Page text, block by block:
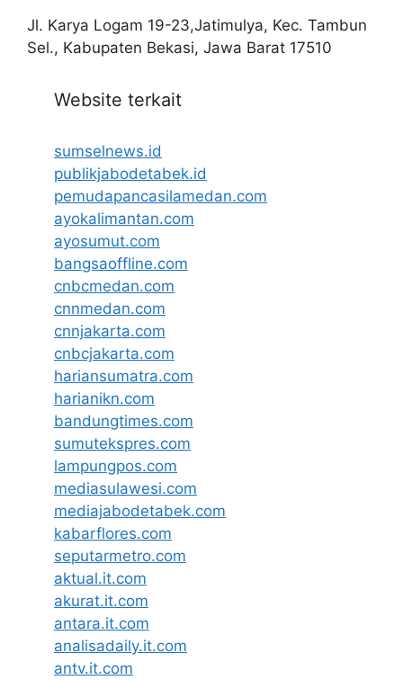
Jl. Karya Logam 19-23,Jatimulya, Kec. Tambun
Sel., Kabupaten Bekasi, Jawa Barat 17510
Website terkait
sumselnews.id
publikjabodetabek.id
pemudapancasilamedan.com
ayokalimantan.com
ayosumut.com
bangsaoffline.com
cnbcmedan.com
cnnmedan.com
cnnjakarta.com
cnbcjakarta.com
hariansumatra.com
harianikn.com
bandungtimes.com
sumutekspres.com
lampungpos.com
mediasulawesi.com
mediajabodetabek.com
kabarflores.com
seputarmetro.com
aktual.it.com
akurat.it.com
antara.it.com
analisadaily.it.com
antv.it.com